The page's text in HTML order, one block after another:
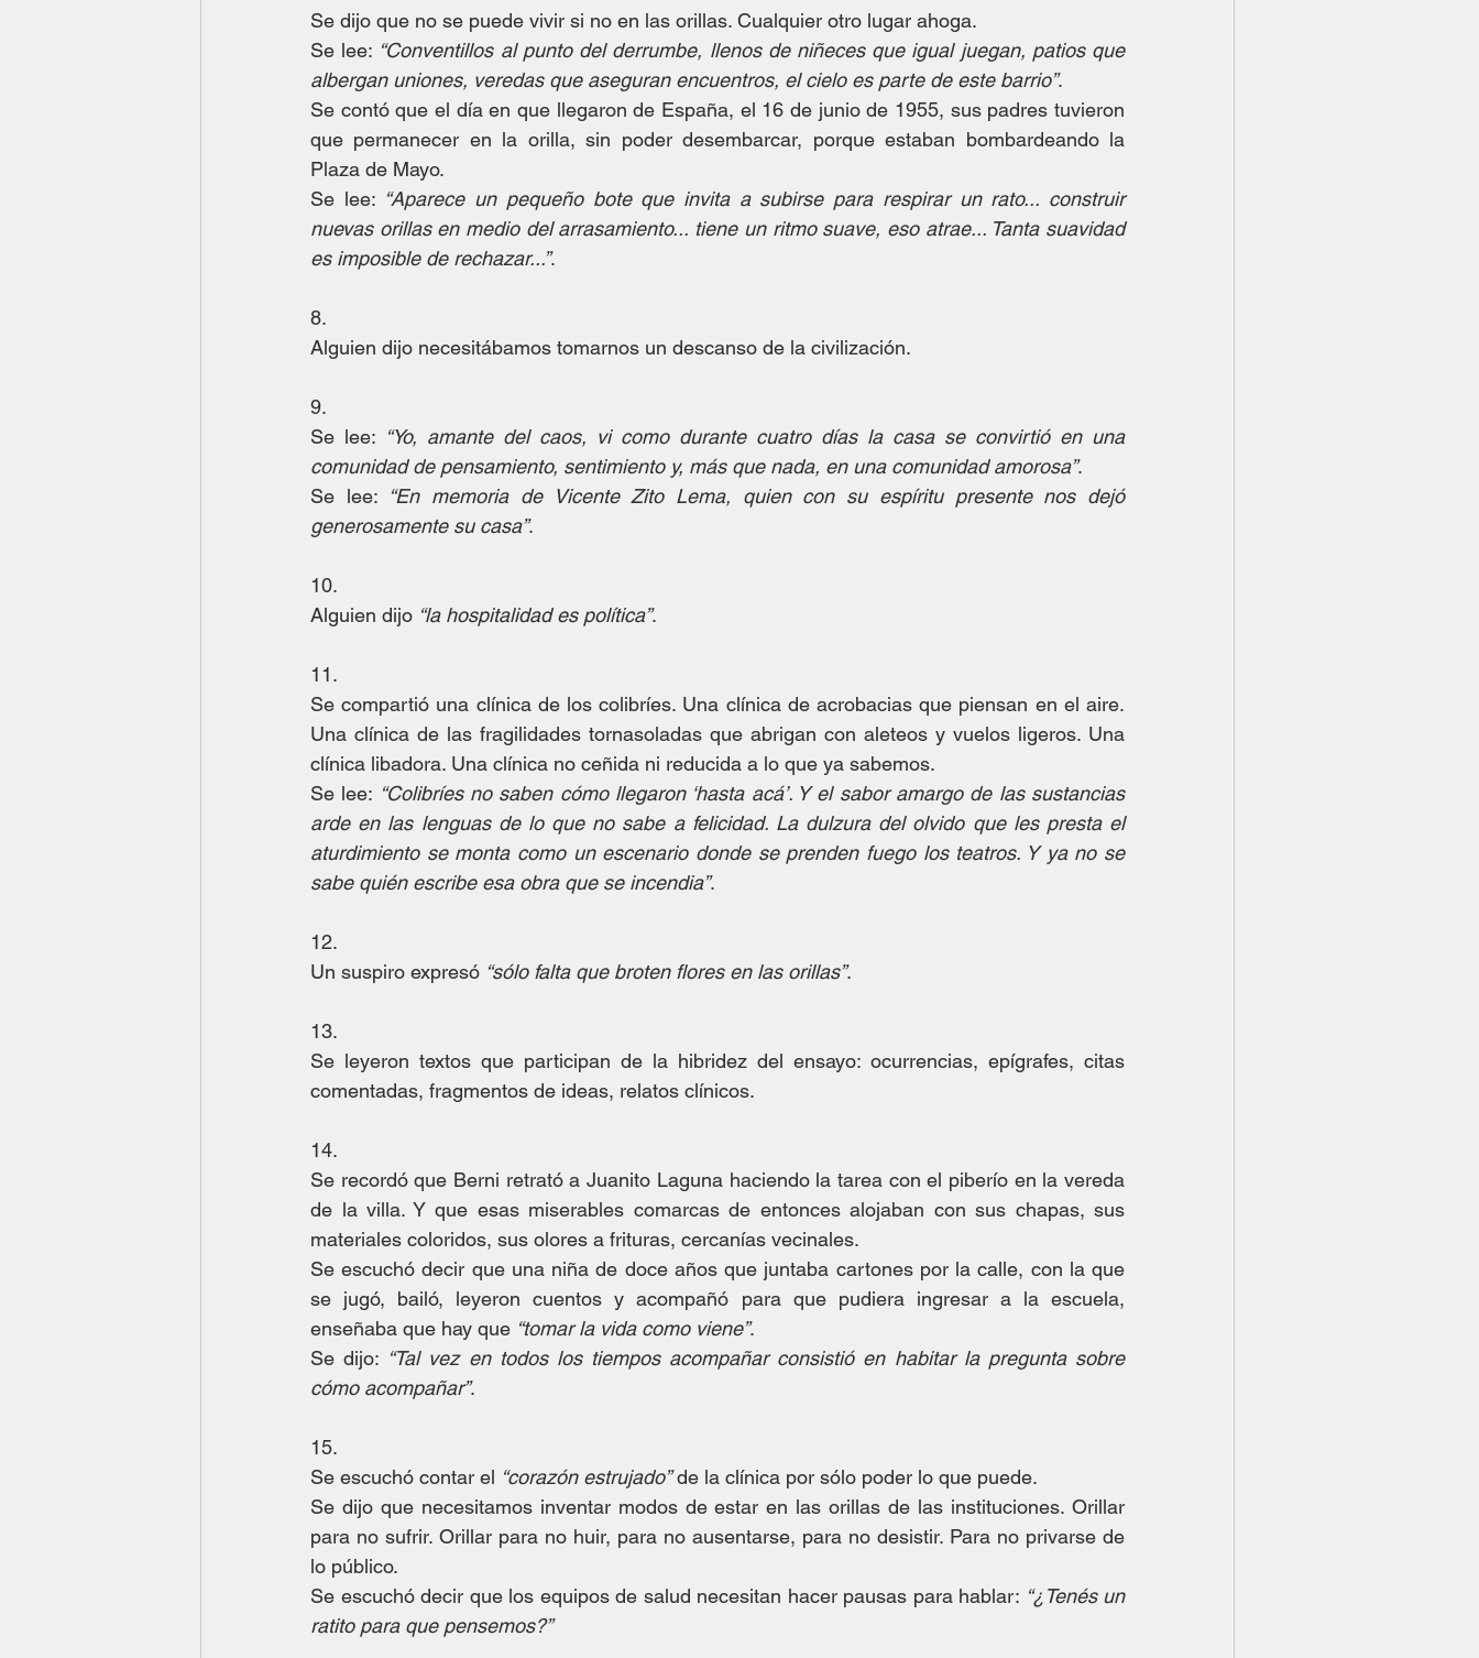
Se dijo que no se puede vivir si no en las orillas. Cualquier otro lugar ahoga.
Se lee: “Conventillos al punto del derrumbe, llenos de niñeces que igual juegan, patios que
albergan uniones, veredas que aseguran encuentros, el cielo es parte de este barrio”.
Se contó que el día en que llegaron de España, el 16 de junio de 1955, sus padres tuvieron
que permanecer en la orilla, sin poder desembarcar, porque estaban bombardeando la
Plaza de Mayo.
Se lee: “Aparece un pequeño bote que invita a subirse para respirar un rato... construir
nuevas orillas en medio del arrasamiento... tiene un ritmo suave, eso atrae... Tanta suavidad
es imposible de rechazar...”.
8.
Alguien dijo necesitábamos tomarnos un descanso de la civilización.
9.
Se lee: “Yo, amante del caos, vi como durante cuatro días la casa se convirtió en una
comunidad de pensamiento, sentimiento y, más que nada, en una comunidad amorosa”.
Se lee:
“En memoria de Vicente Zito Lema, quien con su espíritu presente nos dejó
generosamente su casa”.
10.
Alguien dijo “la hospitalidad es política”.
11.
Se compartió una clínica de los colibríes. Una clínica de acrobacias que piensan en el aire.
Una clínica de las fragilidades tornasoladas que abrigan con aleteos y vuelos ligeros. Una
clínica libadora. Una clínica no ceñida ni reducida a lo que ya sabemos.
Se lee: “Colibríes no saben cómo llegaron ‘hasta acá’. Y el sabor amargo de las sustancias
arde en las lenguas de lo que no sabe a felicidad. La dulzura del olvido que les presta el
aturdimiento se monta como un escenario donde se prenden fuego los teatros. Y ya no se
sabe quién escribe esa obra que se incendia”.
12.
Un suspiro expresó “sólo falta que broten flores en las orillas”.
13.
Se leyeron textos que participan de la hibridez del ensayo: ocurrencias, epígrafes, citas
comentadas, fragmentos de ideas, relatos clínicos.
14.
Se recordó que Berni retrató a Juanito Laguna haciendo la tarea con el piberío en la vereda
de la villa. Y que esas miserables comarcas de entonces alojaban con sus chapas, sus
materiales coloridos, sus olores a frituras, cercanías vecinales.
Se escuchó decir que una niña de doce años que juntaba cartones por la calle, con la que
se jugó, bailó, leyeron cuentos y acompañó para que pudiera ingresar a la escuela,
enseñaba que hay que “tomar la vida como viene”.
Se dijo: “Tal vez en todos los tiempos acompañar consistió en habitar la pregunta sobre
cómo acompañar”.
15.
Se escuchó contar el “corazón estrujado” de la clínica por sólo poder lo que puede.
Se dijo que necesitamos inventar modos de estar en las orillas de las instituciones. Orillar
para no sufrir. Orillar para no huir, para no ausentarse, para no desistir. Para no privarse de
lo público.
Se escuchó decir que los equipos de salud necesitan hacer pausas para hablar: “¿Tenés un
ratito para que pensemos?”